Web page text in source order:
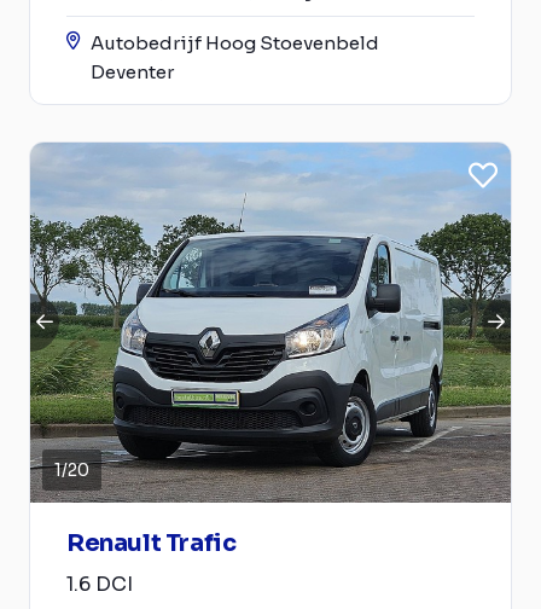
Autobedrijf Hoog Stoevenbeld
Deventer
1/20
Renault Trafic
1.6 DCI